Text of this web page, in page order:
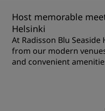
Host memorable
Helsinki
At Radisson Blu
from our modern
and convenient